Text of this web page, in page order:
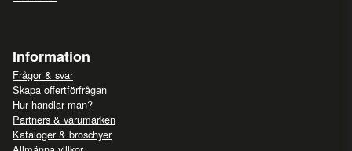
Information
Frågor & svar
Skapa offertförfrågan
Hur handlar man?
Partners & varumärken
Kataloger & broschyer